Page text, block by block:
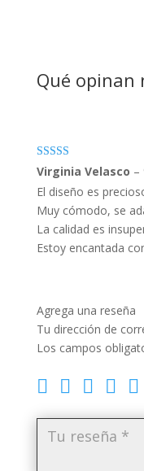
Qué opinan
Valorado con
5 de 5
Virginia Velasco –
El diseño es
Muy cómodo, se
La calidad es
Estoy encantada
Agrega una reseña
Tu dirección de
Los campos